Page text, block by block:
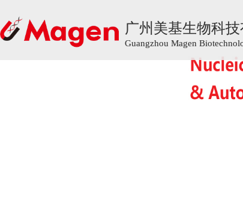
广州美基生物科技
Guangzhou Magen
广州美基生物科技
Guangzhou Magen